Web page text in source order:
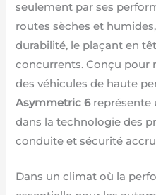
seulement par ses
routes sèches et
durabilité, le plaçant en
concurrents. Conçu pour
des véhicules de haute
Asymmetric 6représente
dans la technologie des
conduite et sécurité
Dans un climat où la